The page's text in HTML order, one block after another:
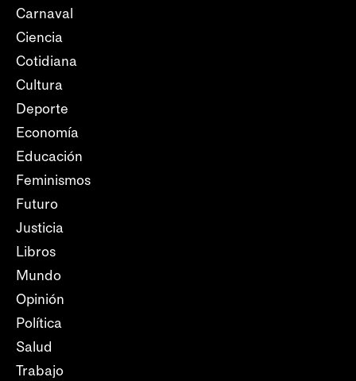
Carnaval
Ciencia
Cotidiana
Cultura
Deporte
Economía
Educación
Feminismos
Futuro
Justicia
Libros
Mundo
Opinión
Política
Salud
Trabajo